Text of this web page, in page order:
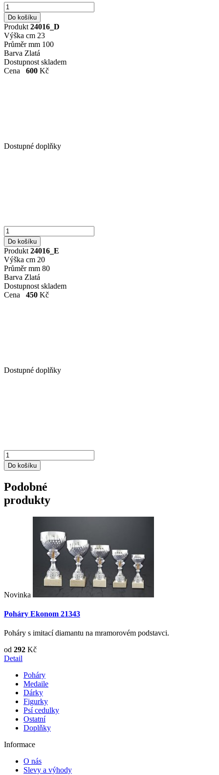
Produkt 24016_D
Výška cm 23
Průměr mm 100
Barva Zlatá
Dostupnost skladem
Cena
600 Kč
Dostupné doplňky
Produkt 24016_E
Výška cm 20
Průměr mm 80
Barva Zlatá
Dostupnost skladem
Cena
450 Kč
Dostupné doplňky
Podobné
produkty
Novinka
Poháry Ekonom 21343
Poháry s imitací diamantu na mramorovém podstavci.
od 292 Kč
Detail
Poháry
Medaile
Dárky
Figurky
Psí cedulky
Ostatní
Doplňky
Informace
O nás
Slevy a výhody